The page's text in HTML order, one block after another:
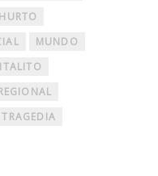
HURTO
MUNDO
TRAGEDIA